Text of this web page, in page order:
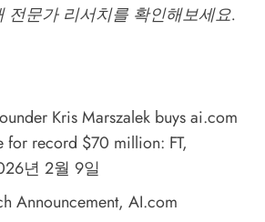
전문가 리서치를 확인해보세요.
Kris Marszalek buys ai.com
for record $70 million: FT,
년 2월 9일
Announcement, AI.com